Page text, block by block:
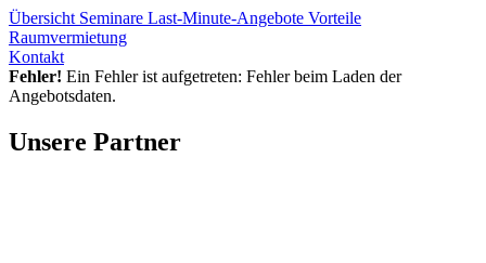
Übersicht Seminare Last-Minute-Angebote Vorteile
Raumvermietung
Kontakt
Fehler! Ein Fehler ist aufgetreten: Fehler beim Laden der
Angebotsdaten.
Unsere Partner